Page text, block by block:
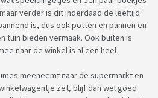
verder is dit inderdaad de leeftijd
is, dus ook potten en pannen en
tuin bieden vermaak. Ook buiten is
naar de winkel is al een heel
meeneemt naar de supermarkt en
zet, blijf dan wel goed